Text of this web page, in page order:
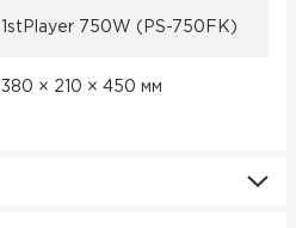
1stPlayer 750W (PS-750FK)
380 × 210 × 450 мм